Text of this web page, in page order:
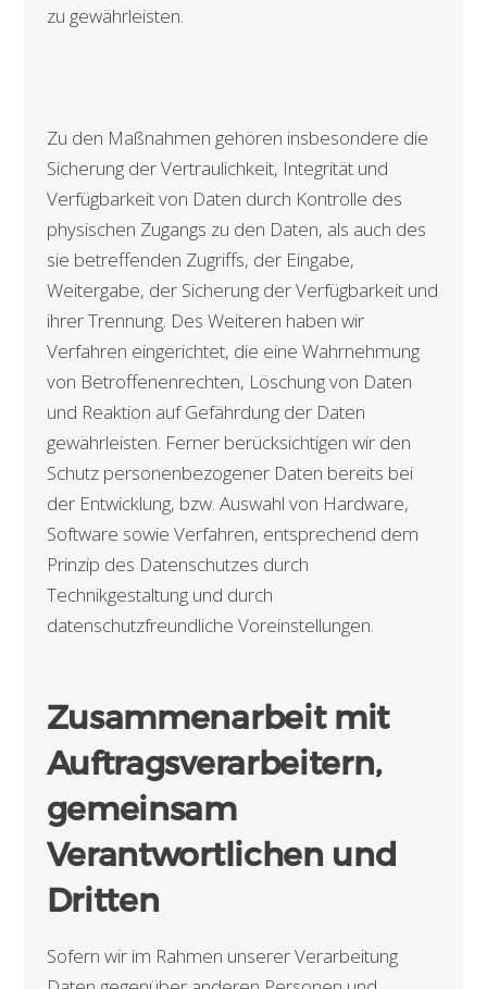
zu gewährleisten.
Zu den Maßnahmen gehören insbesondere die
Sicherung der Vertraulichkeit, Integrität und
Verfügbarkeit von Daten durch Kontrolle des
physischen Zugangs zu den Daten, als auch des
sie betreffenden Zugriffs, der Eingabe,
Weitergabe, der Sicherung der Verfügbarkeit und
ihrer Trennung. Des Weiteren haben wir
Verfahren eingerichtet, die eine Wahrnehmung
von Betroffenenrechten, Löschung von Daten
und Reaktion auf Gefährdung der Daten
gewährleisten. Ferner berücksichtigen wir den
Schutz personenbezogener Daten bereits bei
der Entwicklung, bzw. Auswahl von Hardware,
Software sowie Verfahren, entsprechend dem
Prinzip des Datenschutzes durch
Technikgestaltung und durch
datenschutzfreundliche Voreinstellungen.
Zusammenarbeit mit
Auftragsverarbeitern,
gemeinsam
Verantwortlichen und
Dritten
Sofern wir im Rahmen unserer Verarbeitung